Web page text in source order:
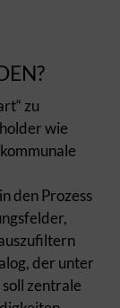
zu
wie
den Prozess
der unter
zentrale